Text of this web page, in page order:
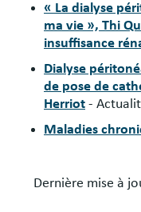
« La dialyse
ma vie », Thi
insuffisance
Dialyse
de pose de
Herriot -
Maladies
Dernière mise à